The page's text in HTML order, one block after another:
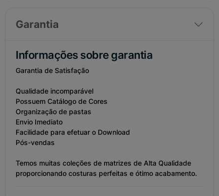
Garantia
Informações sobre garantia
Garantia de Satisfação
Qualidade incomparável
Possuem Catálogo de Cores
Organização de pastas
Envio Imediato
Facilidade para efetuar o Download
Pós-vendas
Temos muitas coleções de matrizes de Alta Qualidade
proporcionando costuras perfeitas e ótimo acabamento.